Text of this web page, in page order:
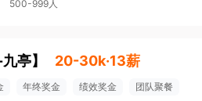
500-999人
九亭】 20-30k·13薪
年终奖金 绩效奖金 团队聚餐